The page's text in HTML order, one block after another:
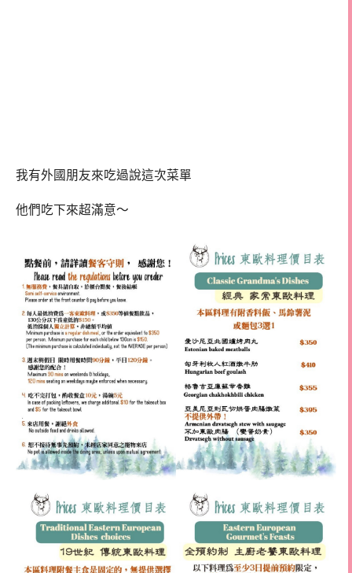
我有外國朋友來吃過說這次菜單
他們吃下來超滿意～